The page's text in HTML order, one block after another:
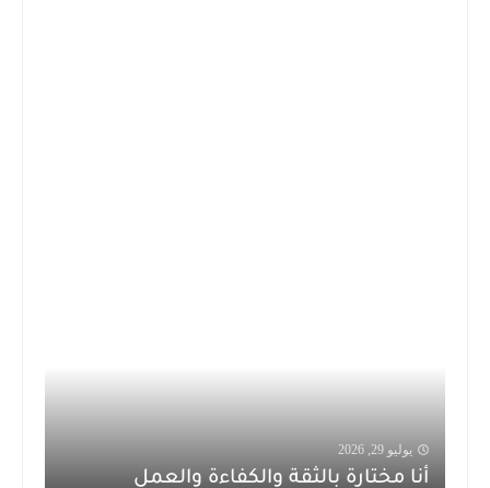
يوليو 29, 2026
أنا مختارة بالثقة والكفاءة والعمل